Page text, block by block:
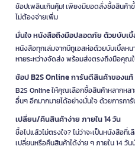
ช้อปเพลินเกินคุ้ม! เพียงมียอดสั่งซื้อสินค้
ไม่ต้องจ่ายเพิ่ม
มั่นใจ หนังสือถึงมือปลอดภัย ด้วยบับเ
หนังสือทุกเล่มจากบีทูเอสห่อด้วยบับเบิ้ลห
หายระหว่างจัดส่ง พร้อมส่งตรงถึงมือคุ
ช้อป B2S Online การันตีสินค้าของแท้
B2S Online ให้คุณเลือกซื้อสินค้าหลากหล
อื่นๆ อีกมากมายได้อย่างมั่นใจ ด้วยการก
เปลี่ยน/คืนสินค้าง่าย ภายใน 14 วัน
ซื้อไปแล้วไม่ตรงใจ? ไม่ว่าจะเป็นหนังสือ
เปลี่ยนหรือคืนสินค้าได้ง่าย ๆ ภายใน 14 วั